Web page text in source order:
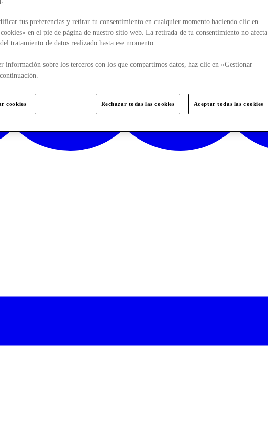
tus preferencias y retirar tu consentimiento en cualquier momento haciendo clic en
en el pie de página de nuestro sitio web. La retirada de tu consentimiento no afecta
tratamiento de datos realizado hasta ese momento.
información sobre los terceros con los que compartimos datos, haz clic en «Gestionar
cookies Rechazar todas las cookies Aceptar todas las cookies